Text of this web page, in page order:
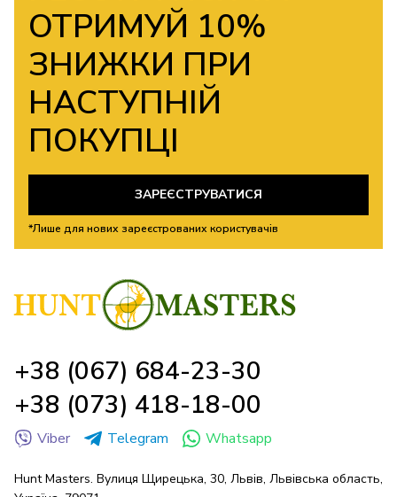
ОТРИМУЙ 10%
ЗНИЖКИ ПРИ
НАСТУПНІЙ
ПОКУПЦІ
ЗАРЕЄСТРУВАТИСЯ
*Лише для нових зареєстрованих користувачів
+38 (067) 684-23-30
+38 (073) 418-18-00
Viber Telegram Whatsapp
Hunt Masters. Вулиця Щирецька, 30, Львів, Львівська область,